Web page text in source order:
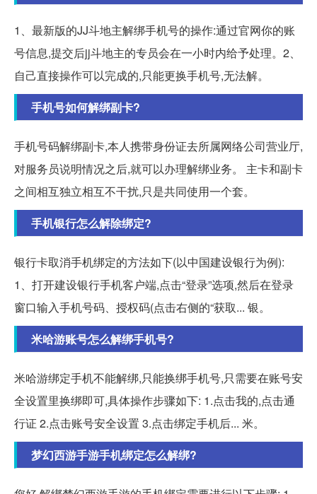
1、最新版的JJ斗地主解绑手机号的操作:通过官网你的账
号信息,提交后jj斗地主的专员会在一小时内给予处理。2、
自己直接操作可以完成的,只能更换手机号,无法解。
手机号如何解绑副卡?
手机号码解绑副卡,本人携带身份证去所属网络公司营业厅,
对服务员说明情况之后,就可以办理解绑业务。 主卡和副卡
之间相互独立相互不干扰,只是共同使用一个套。
手机银行怎么解除绑定?
银行卡取消手机绑定的方法如下(以中国建设银行为例):
1、打开建设银行手机客户端,点击“登录”选项,然后在登录
窗口输入手机号码、授权码(点击右侧的“获取... 银。
米哈游账号怎么解绑手机号?
米哈游绑定手机不能解绑,只能换绑手机号,只需要在账号安
全设置里换绑即可,具体操作步骤如下: 1.点击我的,点击通
行证 2.点击账号安全设置 3.点击绑定手机后... 米。
梦幻西游手游手机绑定怎么解绑?